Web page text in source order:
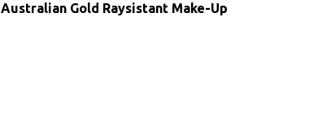
Australian Gold Raysistant Make-Up